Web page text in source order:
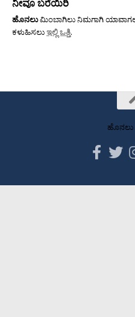
ನೀವೂ ಬರೆಯಿರಿ
ಹೊನಲುಮಿಂಬಾಗಿಲು ನಿಮಗಾಗಿ
ಕಳುಹಿಸಲುಇಲ್ಲಿ ಒತ್ತಿ.
ಹೊನಲು